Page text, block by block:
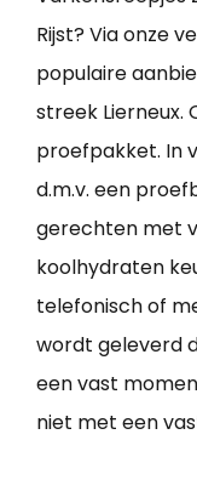
Rijst? Via onze
populaire
streek Lierneux.
proefpakket. In
d.m.v. een
gerechten met
koolhydraten
telefonisch of
wordt geleverd
een vast
niet met een